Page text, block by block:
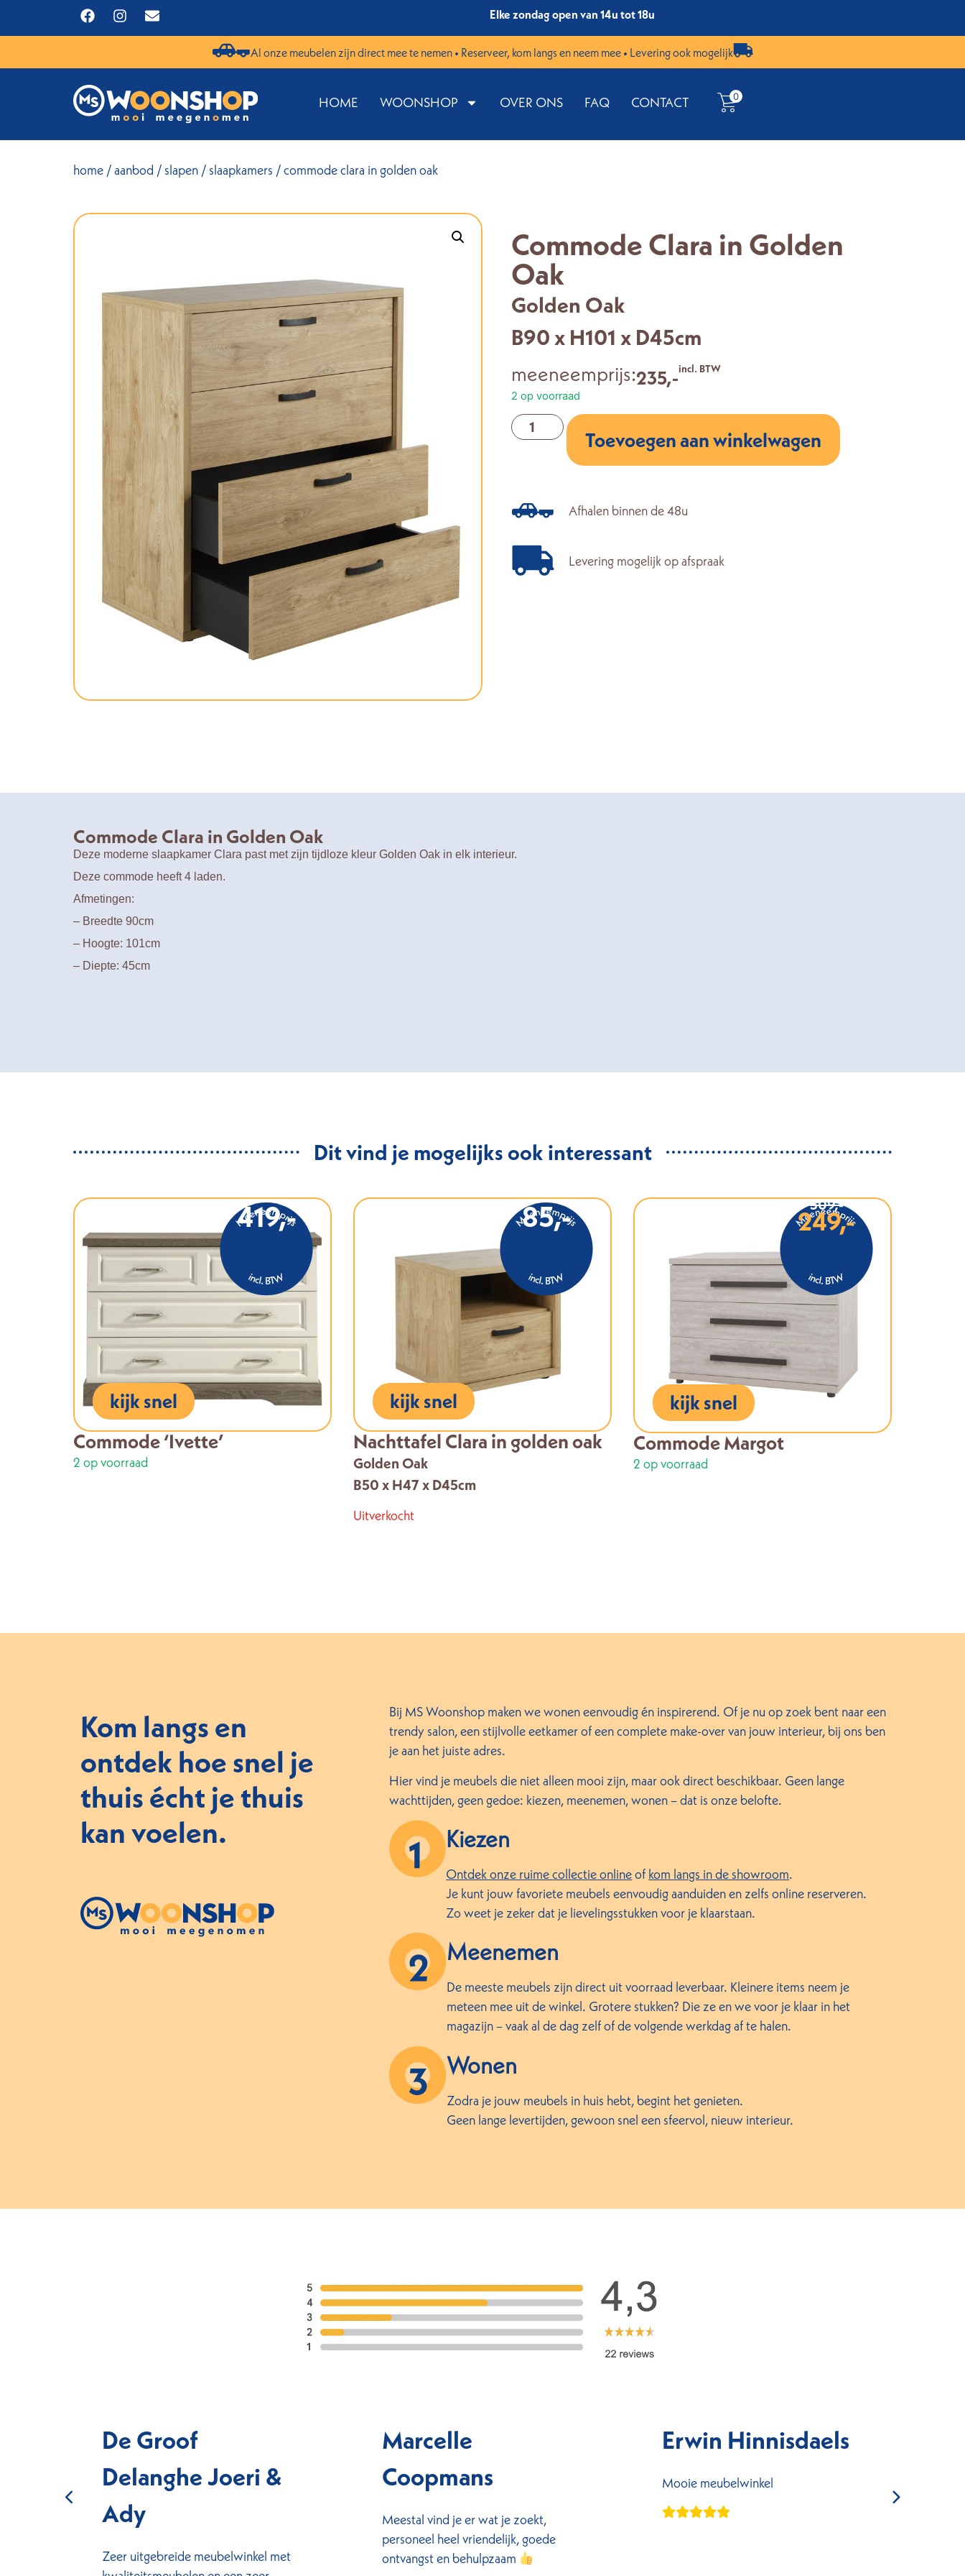
Elke zondag open van 14u tot 18u
Al onze meubelen zijn direct mee te nemen • Reserveer, kom langs en neem mee • Levering ook mogelijk
HOME WOONSHOP OVER ONS FAQ CONTACT 0
home /aanbod / slapen / slaapkamers / commode clara in golden oak
Commode Clara in Golden
Oak
Golden Oak
B90 x H101 x D45cm
meeneemprijs:235,-incl. BTW
2 op voorraad
Toevoegen aan winkelwagen
Afhalen binnen de 48u
Levering mogelijk op afspraak
Commode Clara in Golden Oak
Deze moderne slaapkamer Clara past met zijn tijdloze kleur Golden Oak in elk interieur.
Deze commode heeft 4 laden.
Afmetingen:
– Breedte 90cm
– Hoogte: 101cm
– Diepte: 45cm
Dit vind je mogelijks ook interessant
419,-
kijk snel
Commode ‘Ivette’
2 op voorraad
85,-
kijk snel
Nachttafel Clara in golden oak
Golden Oak
B50 x H47 x D45cm
Uitverkocht
309,-
249,-
kijk snel
Commode Margot
2 op voorraad
Kom langs en
ontdek hoe snel je
thuis écht je thuis
kan voelen.
Bij MS Woonshop maken we wonen eenvoudig én inspirerend. Of je nu op zoek bent naar een
trendy salon, een stijlvolle eetkamer of een complete make-over van jouw interieur, bij ons ben
je aan het juiste adres.
Hier vind je meubels die niet alleen mooi zijn, maar ook direct beschikbaar. Geen lange
wachttijden, geen gedoe: kiezen, meenemen, wonen – dat is onze belofte.
Kiezen
Ontdek onze ruime collectie onlineof kom langs in de showroom.
Je kunt jouw favoriete meubels eenvoudig aanduiden en zelfs online reserveren.
Zo weet je zeker dat je lievelingsstukken voor je klaarstaan.
Meenemen
De meeste meubels zijn direct uit voorraad leverbaar. Kleinere items neem je
meteen mee uit de winkel. Grotere stukken? Die ze en we voor je klaar in het
magazijn – vaak al de dag zelf of de volgende werkdag af te halen.
Wonen
Zodra je jouw meubels in huis hebt, begint het genieten.
Geen lange levertijden, gewoon snel een sfeervol, nieuw interieur.
De Groof
Delanghe Joeri &
Ady
Zeer uitgebreide meubelwinkel met
Marcelle
Coopmans
Meestal vind je er wat je zoekt,
personeel heel vriendelijk, goede
ontvangst en behulpzaam
Erwin Hinnisdaels
Mooie meubelwinkel